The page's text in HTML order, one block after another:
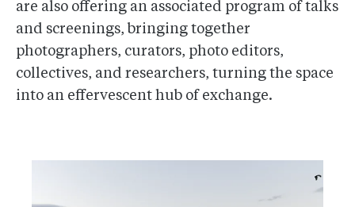
are also offering an associated program of talks
and screenings, bringing together
photographers, curators, photo editors,
collectives, and researchers, turning the space
into an effervescent hub of exchange.